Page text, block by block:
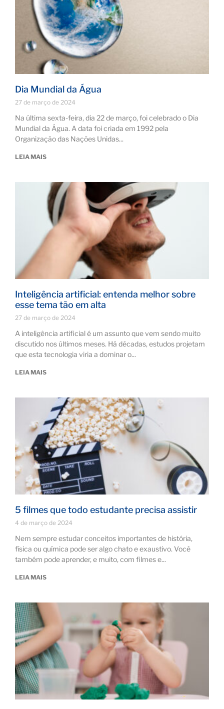
Dia Mundial da Água
27 de março de 2024
Na última sexta-feira, dia 22 de março, foi celebrado o Dia
Mundial da Água. A data foi criada em 1992 pela
Organização das Nações Unidas
LEIA MAIS
Inteligência artificial: entenda melhor sobre
esse tema tão em alta
27 de março de 2024
A inteligência artificial é um assunto que vem sendo muito
discutido nos últimos meses. Há décadas, estudos projetam
que esta tecnologia viria a dominar o
LEIA MAIS
5 filmes que todo estudante precisa assistir
4 de março de 2024
Nem sempre estudar conceitos importantes de história,
física ou química pode ser algo chato e exaustivo. Você
também pode aprender, e muito, com filmes e
LEIA MAIS